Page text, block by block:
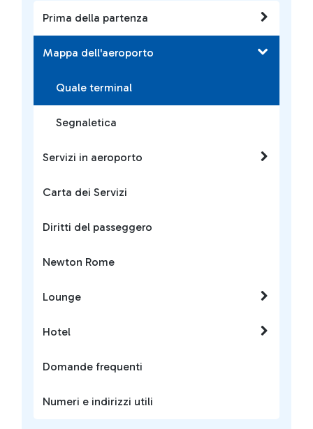
Prima della partenza
Mappa dell'aeroporto
Quale terminal
Segnaletica
Servizi in aeroporto
Carta dei Servizi
Diritti del passeggero
Newton Rome
Lounge
Hotel
Domande frequenti
Numeri e indirizzi utili